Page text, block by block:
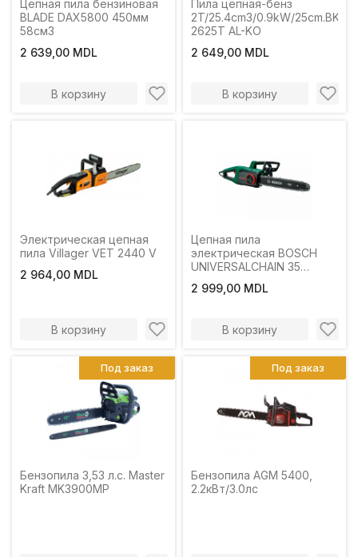
Цепная пила бензиновая
BLADE DAX5800 450мм
58см3
2 639,00 MDL
В корзину
Пила цепная-бенз
2T/25.4cm3/0.9kW/25cm.BKS
2625T AL-KO
2 649,00 MDL
В корзину
Электрическая цепная
пила Villager VET 2440 V
2 964,00 MDL
В корзину
Цепная пила
электрическая BOSCH
UNIVERSALCHAIN 35
2 999,00 MDL
В корзину
Бензопила 3,53 л.с. Master
Kraft MK3900MP
Под заказ
Бензопила AGM 5400,
2.2кВт/3.0лс
Под заказ